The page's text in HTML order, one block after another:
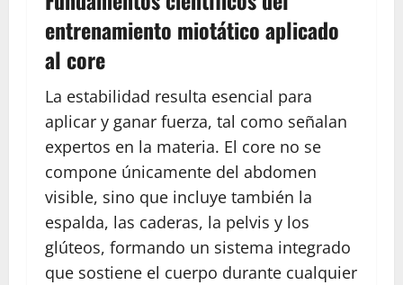
entrenamiento miotático aplicado
al core
La estabilidad resulta esencial para
aplicar y ganar fuerza, tal como señalan
expertos en la materia. El core no se
compone únicamente del abdomen
visible, sino que incluye también la
espalda, las caderas, la pelvis y los
glúteos, formando un sistema integrado
que sostiene el cuerpo durante cualquier